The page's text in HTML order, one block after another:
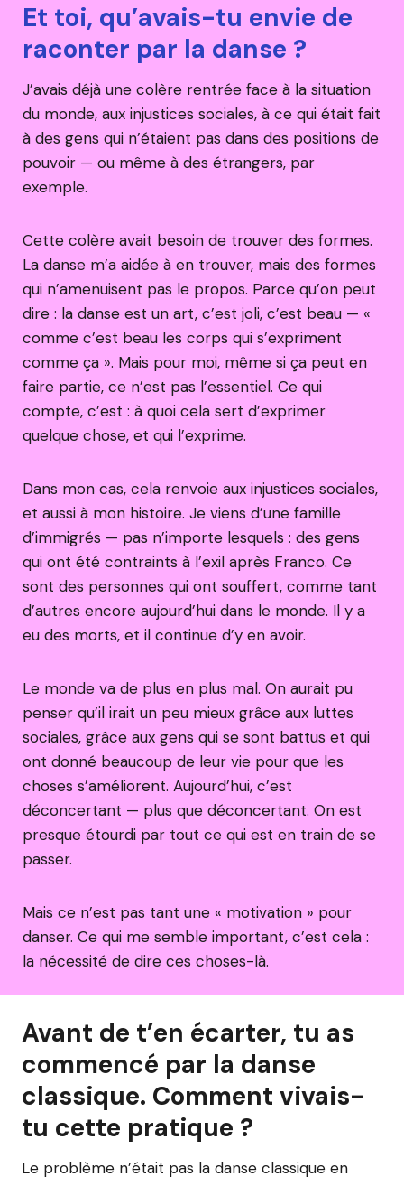
Et toi, qu’avais-tu envie de
raconter par la danse ?
J’avais déjà une colère rentrée face à la situation
du monde, aux injustices sociales, à ce qui était fait
à des gens qui n’étaient pas dans des positions de
pouvoir — ou même à des étrangers, par
exemple.
Cette colère avait besoin de trouver des formes.
La danse m’a aidée à en trouver, mais des formes
qui n’amenuisent pas le propos. Parce qu’on peut
dire : la danse est un art, c’est joli, c’est beau — «
comme c’est beau les corps qui s’expriment
comme ça ». Mais pour moi, même si ça peut en
faire partie, ce n’est pas l’essentiel. Ce qui
compte, c’est : à quoi cela sert d’exprimer
quelque chose, et qui l’exprime.
Dans mon cas, cela renvoie aux injustices sociales,
et aussi à mon histoire. Je viens d’une famille
d’immigrés — pas n’importe lesquels : des gens
qui ont été contraints à l’exil après Franco. Ce
sont des personnes qui ont souffert, comme tant
d’autres encore aujourd’hui dans le monde. Il y a
eu des morts, et il continue d’y en avoir.
Le monde va de plus en plus mal. On aurait pu
penser qu’il irait un peu mieux grâce aux luttes
sociales, grâce aux gens qui se sont battus et qui
ont donné beaucoup de leur vie pour que les
choses s’améliorent. Aujourd’hui, c’est
déconcertant — plus que déconcertant. On est
presque étourdi par tout ce qui est en train de se
passer.
Mais ce n’est pas tant une « motivation » pour
danser. Ce qui me semble important, c’est cela :
la nécessité de dire ces choses-là.
Avant de t’en écarter, tu as
commencé par la danse
classique. Comment vivais-
tu cette pratique ?
Le problème n’était pas la danse classique en